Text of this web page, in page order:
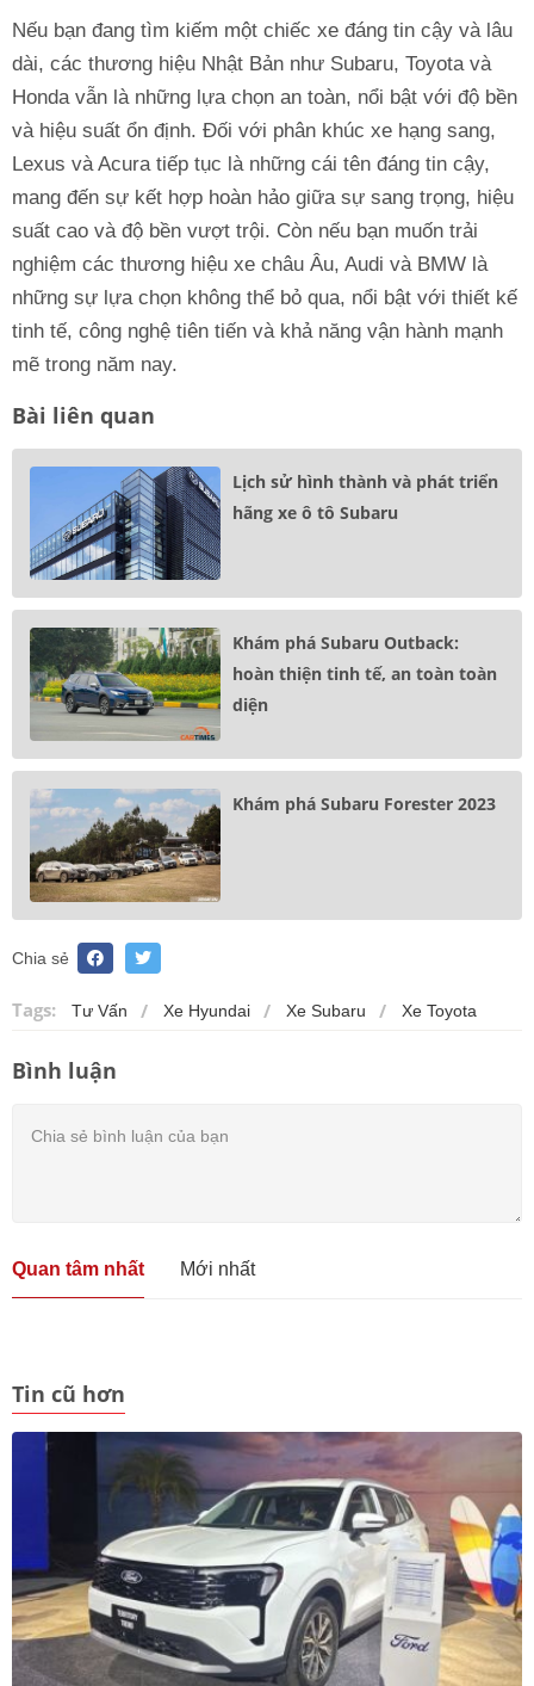
Nếu bạn đang tìm kiếm một chiếc xe đáng tin cậy và lâu
dài, các thương hiệu Nhật Bản như Subaru, Toyota và
Honda vẫn là những lựa chọn an toàn, nổi bật với độ bền
và hiệu suất ổn định. Đối với phân khúc xe hạng sang,
Lexus và Acura tiếp tục là những cái tên đáng tin cậy,
mang đến sự kết hợp hoàn hảo giữa sự sang trọng, hiệu
suất cao và độ bền vượt trội. Còn nếu bạn muốn trải
nghiệm các thương hiệu xe châu Âu, Audi và BMW là
những sự lựa chọn không thể bỏ qua, nổi bật với thiết kế
tinh tế, công nghệ tiên tiến và khả năng vận hành mạnh
mẽ trong năm nay.
Bài liên quan
Lịch sử hình thành và phát triển
hãng xe ô tô Subaru
Khám phá Subaru Outback:
hoàn thiện tinh tế, an toàn toàn
diện
Khám phá Subaru Forester 2023
Chia sẻ
Tags: Tư Vấn Xe Hyundai Xe Subaru Xe Toyota
Bình luận
Quan tâm nhất Mới nhất
Tin cũ hơn